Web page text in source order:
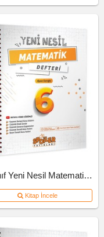
6. Sınıf Yeni Nesil Matematik Defteri
Kitap İncele